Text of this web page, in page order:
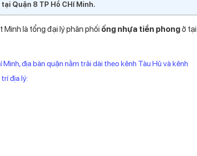
Quận 8 TP Hồ CHí Minh.
là tổng đại lý phân phối ống nhựa tiền phongở tại
địa bàn quận nằm trải dài theo kênh Tàu Hủ và kênh
địa lý: